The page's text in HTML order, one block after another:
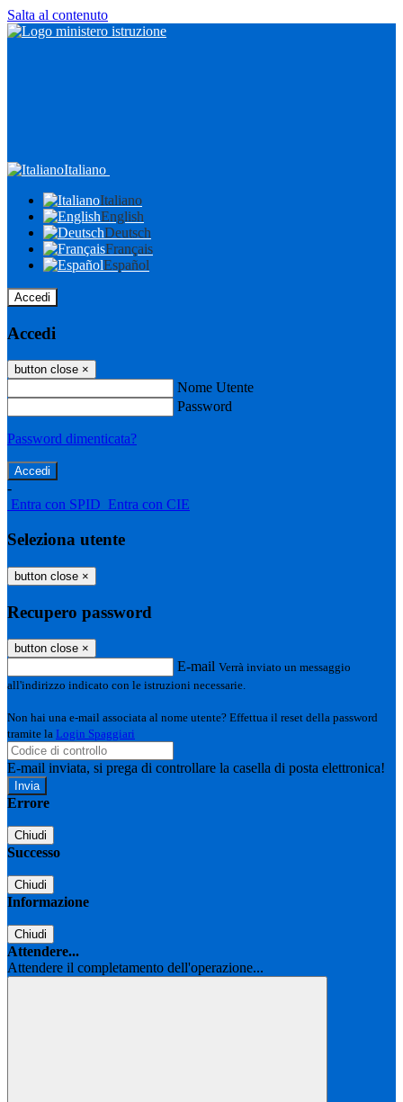
Salta al contenuto
Italiano
Italiano
English
Deutsch
Français
Español
Accedi
Accedi
button close ×
Nome Utente
Password
Password dimenticata?
-
Entra con SPID Entra con CIE
Seleziona utente
button close ×
Recupero password
button close ×
E-mail Verrà inviato un messaggio
all'indirizzo indicato con le istruzioni necessarie.
Non hai una e-mail associata al nome utente? Effettua il reset della password
tramite la Login Spaggiari
E-mail inviata, si prega di controllare la casella di posta elettronica!
Errore
Chiudi
Successo
Chiudi
Informazione
Chiudi
Attendere...
Attendere il completamento dell'operazione...